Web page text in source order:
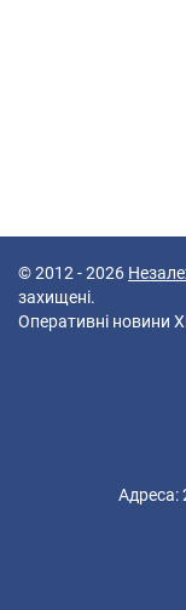
© 2012 - 2026
захищені.
Оперативні новини
Адреса: